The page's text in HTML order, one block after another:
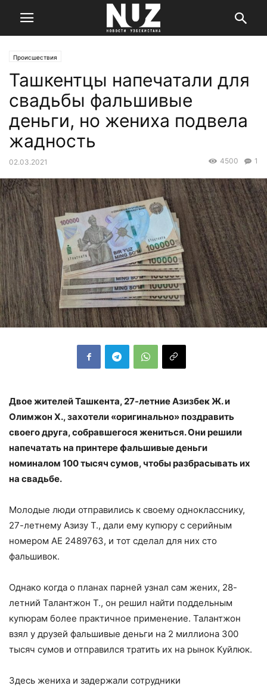
Происшествия
Ташкентцы напечатали для
свадьбы фальшивые
деньги, но жениха подвела
жадность
02.03.2021 1
4500
Двое жителей Ташкента, 27-летние Азизбек Ж. и
Олимжон Х., захотели «оригинально» поздравить
своего друга, собравшегося жениться. Они решили
напечатать на принтере фальшивые деньги
номиналом 100 тысяч сумов, чтобы разбрасывать их
на свадьбе.
Молодые люди отправились к своему однокласснику,
27-летнему Азизу Т., дали ему купюру с серийным
номером АЕ 2489763, и тот сделал для них сто
фальшивок.
Однако когда о планах парней узнал сам жених, 28-
летний Талантжон Т., он решил найти поддельным
купюрам более практичное применение. Талантжон
взял у друзей фальшивые деньги на 2 миллиона 300
тысяч сумов и отправился тратить их на рынок Куйлюк.
Здесь жениха и задержали сотрудники